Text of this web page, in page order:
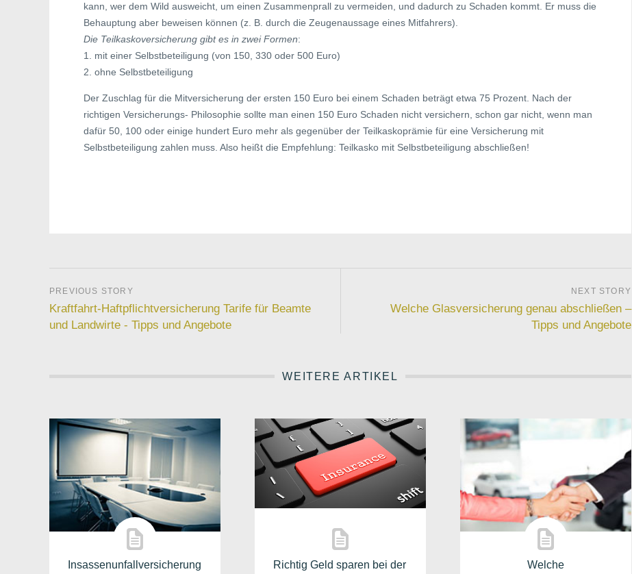
kann, wer dem Wild ausweicht, um einen Zusammenprall zu vermeiden, und dadurch zu Schaden kommt. Er muss die
Behauptung aber beweisen können (z. B. durch die Zeugenaussage eines Mitfahrers).
Die Teilkaskoversicherung gibt es in zwei Formen:
1. mit einer Selbstbeteiligung (von 150, 330 oder 500 Euro)
2. ohne Selbstbeteiligung
Der Zuschlag für die Mitversicherung der ersten 150 Euro bei einem Schaden beträgt etwa 75 Prozent. Nach der
richtigen Versicherungs- Philosophie sollte man einen 150 Euro Schaden nicht versichern, schon gar nicht, wenn man
dafür 50, 100 oder einige hundert Euro mehr als gegenüber der Teilkaskoprämie für eine Versicherung mit
Selbstbeteiligung zahlen muss. Also heißt die Empfehlung: Teilkasko mit Selbstbeteiligung abschließen!
Kraftfahrt-Haftpflichtversicherung Tarife für Beamte
und Landwirte - Tipps und Angebote
Welche Glasversicherung genau abschließen –
Tipps und Angebote
WEITERE ARTIKEL
Insassenunfallversicherung
Richtig Geld sparen bei der
Welche